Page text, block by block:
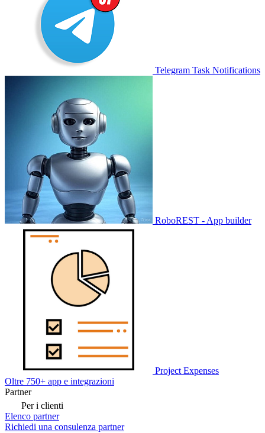
Telegram Task Notifications
RoboREST - App builder
Project Expenses
Oltre 750+ app e integrazioni
Partner
Per i clienti
Elenco partner
Richiedi una consulenza partner